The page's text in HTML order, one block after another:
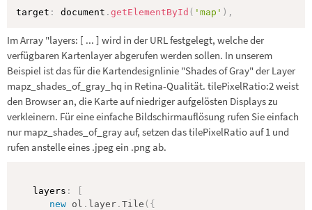
target : document . getElementById ( 'map' ) ,
Im Array "layers: [ ... ] wird in der URL festgelegt, welche der
verfügbaren Kartenlayer abgerufen werden sollen. In unserem
Beispiel ist das für die Kartendesignlinie "Shades of Gray" der Layer
mapz_shades_of_gray_hq in Retina-Qualität. tilePixelRatio:2 weist
den Browser an, die Karte auf niedriger aufgelösten Displays zu
verkleinern. Für eine einfache Bildschirmauflösung rufen Sie einfach
nur mapz_shades_of_gray auf, setzen das tilePixelRatio auf 1 und
rufen anstelle eines .jpeg ein .png ab.
   layers
:
[
new ol . layer . Tile ( {